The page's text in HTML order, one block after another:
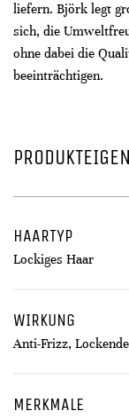
liefern. Björk legt
sich, die
ohne dabei die
beeinträchtigen.
HAARTYP
Lockiges Haar
WIRKUNG
Anti-Frizz,
MERKMALE